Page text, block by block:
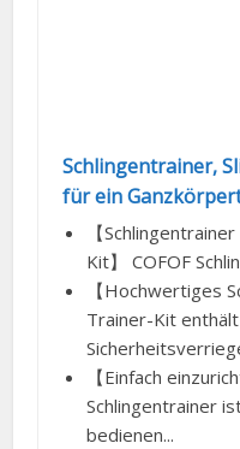
Schlingentrainer,
für ein
【
Kit】 COFOF
【Hochwertiges
Trainer-Kit enthält
【Einfach
Schlingentrainer
bedienen...